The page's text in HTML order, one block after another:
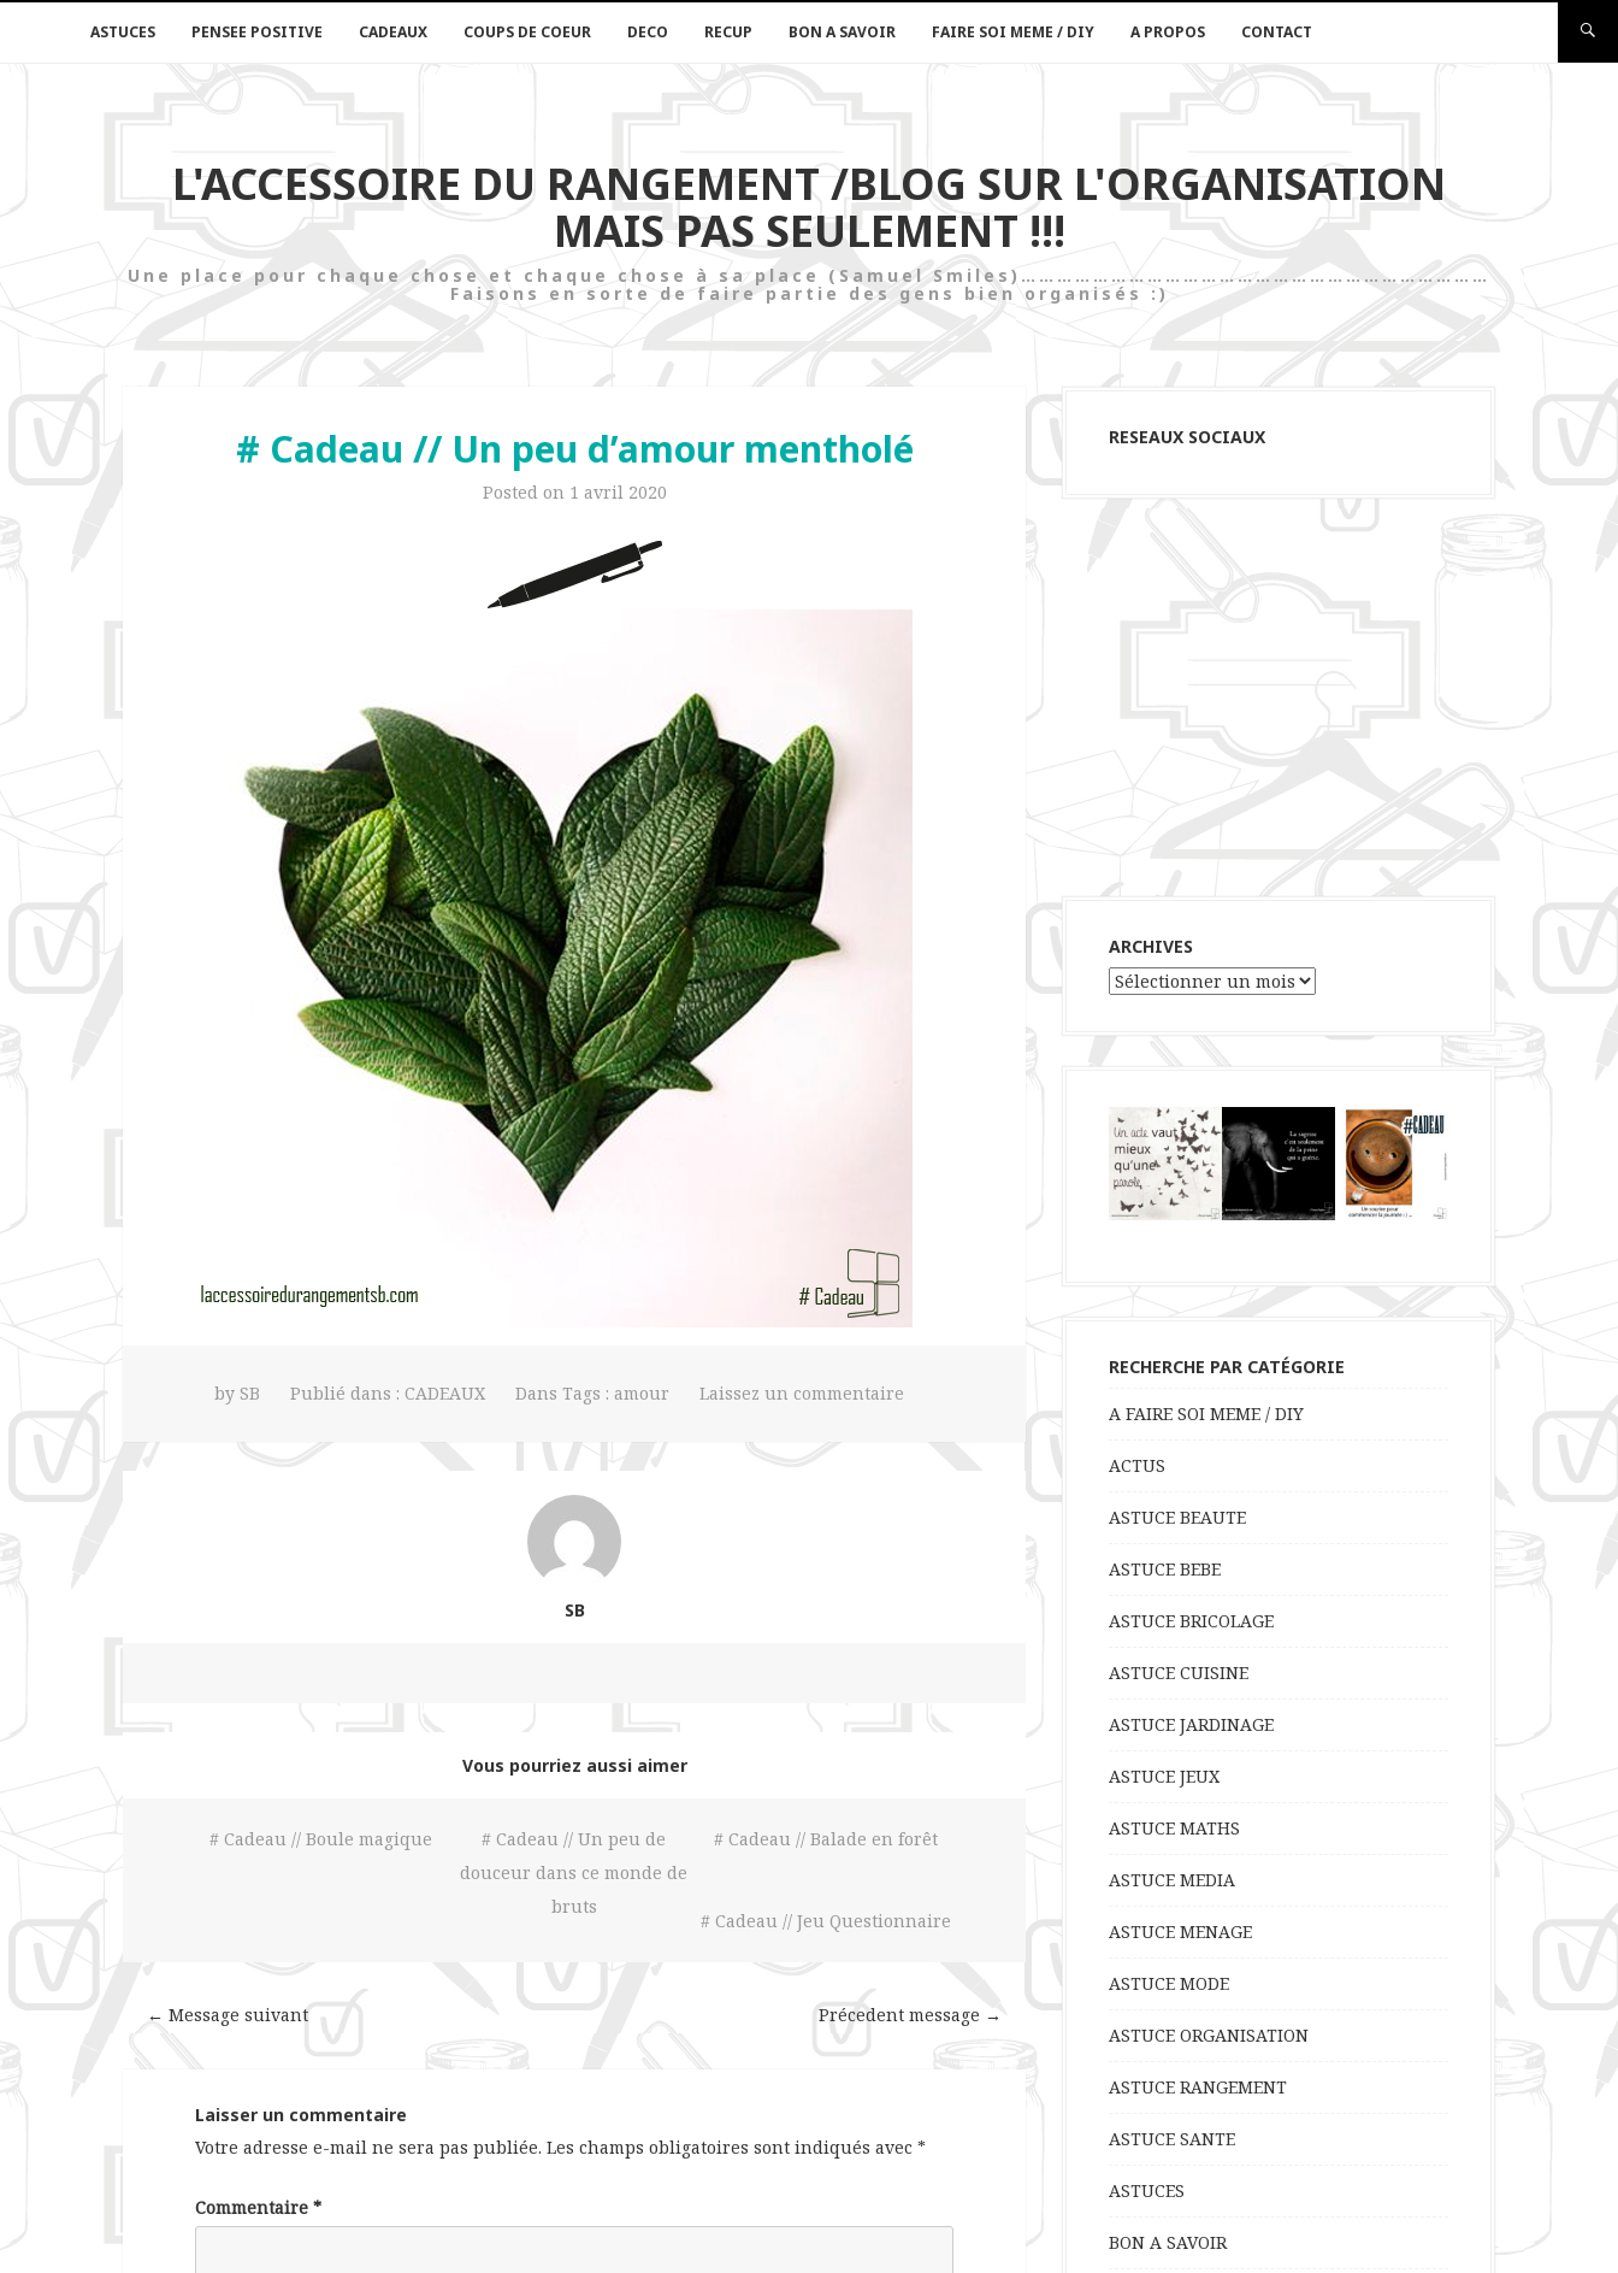
ASTUCES PENSEE POSITIVE CADEAUX COUPS DE COEUR DECO RECUP BON A SAVOIR FAIRE SOI MEME / DIY A PROPOS CONTACT
L'ACCESSOIRE DU RANGEMENT /BLOG SUR L'ORGANISATION
MAIS PAS SEULEMENT !!!
Une place pour chaque chose et chaque chose à sa place (Samuel Smiles)……………………………………………………………………
Faisons en sorte de faire partie des gens bien organisés :)
# Cadeau // Un peu d’amour mentholé
Posted on 1 avril 2020
by SB Publié dans : CADEAUX Dans Tags : amour Laissez un commentaire
SB
Vous pourriez aussi aimer
# Cadeau // Boule magique
# Cadeau // Un peu de
douceur dans ce monde de
bruts
# Cadeau // Balade en forêt
# Cadeau // Jeu Questionnaire
Précedent message →
← Message suivant
Laisser un commentaire
Votre adresse e-mail ne sera pas publiée. Les champs obligatoires sont indiqués avec *
Commentaire *
RESEAUX SOCIAUX
ARCHIVES
Archives
RECHERCHE PAR CATÉGORIE
A FAIRE SOI MEME / DIY
ACTUS
ASTUCE BEAUTE
ASTUCE BEBE
ASTUCE BRICOLAGE
ASTUCE CUISINE
ASTUCE JARDINAGE
ASTUCE JEUX
ASTUCE MATHS
ASTUCE MEDIA
ASTUCE MENAGE
ASTUCE MODE
ASTUCE ORGANISATION
ASTUCE RANGEMENT
ASTUCE SANTE
ASTUCES
BON A SAVOIR